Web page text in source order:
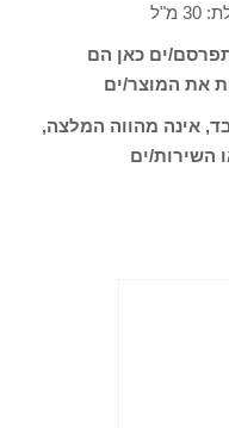
ים כאן הם
את המוצר/ים
אינה מהווה המלצה,
השירות/ים